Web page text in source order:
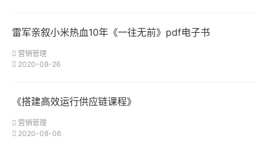
雷军亲叙小米热血10年《一往无前》pdf电子书
营销管理
2020-08-26
《搭建高效运行供应链课程》
营销管理
2020-08-06